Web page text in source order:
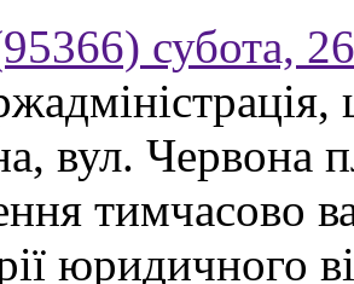
субота,
вул. Червона
тимчасово
юридичного